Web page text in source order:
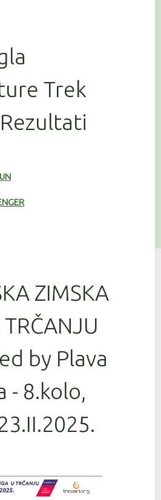
Trek
ZIMSKA
TRČANJU
by Plava
- 8.kolo,